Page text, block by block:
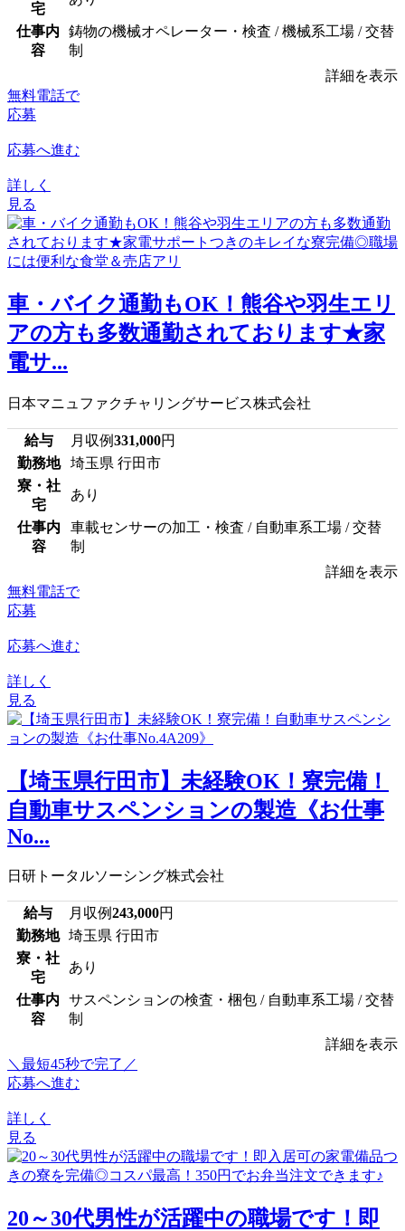
宅
仕事内
容
鋳物の機械オペレーター・検査 / 機械系工場 / 交替
制
詳細を表示
無料電話で
応募
応募へ進む
詳しく
見る
車・バイク通勤もOK！熊谷や羽生エリ
アの方も多数通勤されております★家
電サ...
日本マニュファクチャリングサービス株式会社
給与 月収例331,000円
勤務地
埼玉県 行田市
寮・社
宅
あり
仕事内
容
車載センサーの加工・検査 / 自動車系工場 / 交替
制
詳細を表示
無料電話で
応募
応募へ進む
詳しく
見る
【埼玉県行田市】未経験OK！寮完備！
自動車サスペンションの製造《お仕事
No...
日研トータルソーシング株式会社
給与 月収例243,000円
勤務地
埼玉県 行田市
寮・社
宅
あり
仕事内
容
サスペンションの検査・梱包 / 自動車系工場 / 交替
制
詳細を表示
＼最短45秒で完了／
応募へ進む
詳しく
見る
20～30代男性が活躍中の職場です！即